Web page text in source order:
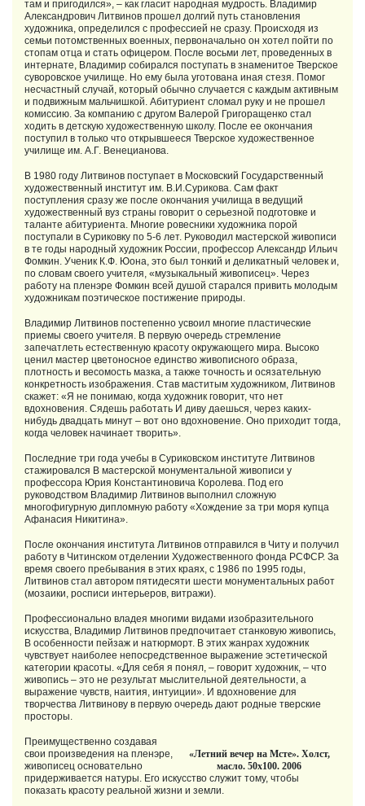
там и пригодился», – как гласит народная мудрость. Владимир
Александрович Литвинов прошел долгий путь становления
художника, определился с профессией не сразу. Происходя из
семьи потомственных военных, первоначально он хотел пойти по
стопам отца и стать офицером. После восьми лет, проведенных в
интернате, Владимир собирался поступать в знаменитое Тверское
суворовское училище. Но ему была уготована иная стезя. Помог
несчастный случай, который обычно случается с каждым активным
и подвижным мальчишкой. Абитуриент сломал руку и не прошел
комиссию. За компанию с другом Валерой Григоращенко стал
ходить в детскую художественную школу. После ее окончания
поступил в только что открывшееся Тверское художественное
училище им. А.Г. Венецианова.
В 1980 году Литвинов поступает в Московский Государственный
художественный институт им. В.И.Сурикова. Сам факт
поступления сразу же после окончания училища в ведущий
художественный вуз страны говорит о серьезной подготовке и
таланте абитуриента. Многие ровесники художника порой
поступали в Суриковку по 5-6 лет. Руководил мастерской живописи
в те годы народный художник России, профессор Александр Ильич
Фомкин. Ученик К.Ф. Юона, это был тонкий и деликатный человек и,
по словам своего учителя, «музыкальный живописец». Через
работу на пленэре Фомкин всей душой старался привить молодым
художникам поэтическое постижение природы.
Владимир Литвинов постепенно усвоил многие пластические
приемы своего учителя. В первую очередь стремление
запечатлеть естественную красоту окружающего мира. Высоко
ценил мастер цветоносное единство живописного образа,
плотность и весомость мазка, а также точность и осязательную
конкретность изображения. Став маститым художником, Литвинов
скажет: «Я не понимаю, когда художник говорит, что нет
вдохновения. Сядешь работать И диву даешься, через каких-
нибудь двадцать минут – вот оно вдохновение. Оно приходит тогда,
когда человек начинает творить».
Последние три года учебы в Суриковском институте Литвинов
стажировался B мастерской монументальной живописи у
профессора Юрия Константиновича Королева. Под его
руководством Владимир Литвинов выполнил сложную
многофигурную дипломную работу «Хождение за три моря купца
Афанасия Никитина».
После окончания института Литвинов отправился в Читу и получил
работу в Читинском отделении Художественного фонда РСФСР. За
время своего пребывания в этих краях, с 1986 по 1995 годы,
Литвинов стал автором пятидесяти шести монументальных работ
(мозаики, росписи интерьеров, витражи).
Профессионально владея многими видами изобразительного
искусства, Владимир Литвинов предпочитает станковую живопись,
B особенности пейзаж и натюрморт. В этих жанрах художник
чувствует наиболее непосредственное выражение эстетической
категории красоты. «Для себя я понял, – говорит художник, – что
живопись – это не результат мыслительной деятельности, а
выражение чувств, наития, интуиции». И вдохновение для
творчества Литвинову в первую очередь дают родные тверские
просторы.
«Летний вечер на Мсте». Холст,
масло. 50х100. 2006
Преимущественно создавая
свои произведения на пленэре,
живописец основательно
придерживается натуры. Его искусство служит тому, чтобы
показать красоту реальной жизни и земли.